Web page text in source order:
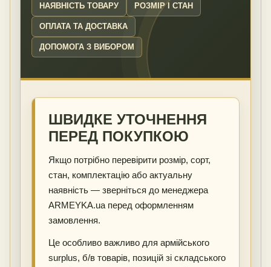
НАЯВНІСТЬ ТОВАРУ РОЗМІР І СТАН
ОПЛАТА ТА ДОСТАВКА
ДОПОМОГА З ВИБОРОМ
ШВИДКЕ УТОЧНЕННЯ
ПЕРЕД ПОКУПКОЮ
Якщо потрібно перевірити розмір, сорт,
стан, комплектацію або актуальну
наявність — зверніться до менеджера
ARMEYKA.ua перед оформленням
замовлення.
Це особливо важливо для армійського
surplus, б/в товарів, позицій зі складського